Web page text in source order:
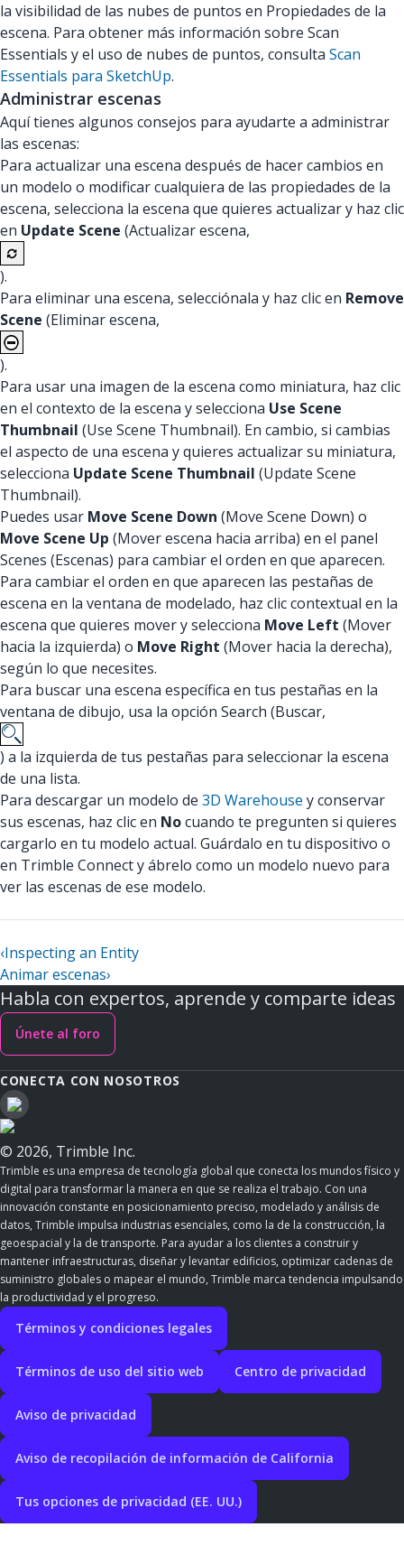
la visibilidad de las nubes de puntos en Propiedades de la
escena. Para obtener más información sobre Scan
Essentials y el uso de nubes de puntos, consulta Scan
Essentials para SketchUp.
Administrar escenas
Aquí tienes algunos consejos para ayudarte a administrar
las escenas:
Para actualizar una escena después de hacer cambios en
un modelo o modificar cualquiera de las propiedades de la
escena, selecciona la escena que quieres actualizar y haz clic
en Update Scene (Actualizar escena,
).
Para eliminar una escena, selecciónala y haz clic en Remove
Scene (Eliminar escena,
).
Para usar una imagen de la escena como miniatura, haz clic
en el contexto de la escena y selecciona Use Scene
Thumbnail (Use Scene Thumbnail). En cambio, si cambias
el aspecto de una escena y quieres actualizar su miniatura,
selecciona Update Scene Thumbnail (Update Scene
Thumbnail).
Puedes usar Move Scene Down (Move Scene Down) o
Move Scene Up (Mover escena hacia arriba) en el panel
Scenes (Escenas) para cambiar el orden en que aparecen.
Para cambiar el orden en que aparecen las pestañas de
escena en la ventana de modelado, haz clic contextual en la
escena que quieres mover y selecciona Move Left (Mover
hacia la izquierda) o Move Right (Mover hacia la derecha),
según lo que necesites.
Para buscar una escena específica en tus pestañas en la
ventana de dibujo, usa la opción Search (Buscar,
) a la izquierda de tus pestañas para seleccionar la escena
de una lista.
Para descargar un modelo de 3D Warehouse y conservar
sus escenas, haz clic en Nocuando te pregunten si quieres
cargarlo en tu modelo actual. Guárdalo en tu dispositivo o
en Trimble Connect y ábrelo como un modelo nuevo para
ver las escenas de ese modelo.
‹Inspecting an Entity
Animar escenas›
Habla con expertos, aprende y comparte ideas
Únete al foro
CONECTA CON NOSOTROS
© 2026, Trimble Inc.
Trimble es una empresa de tecnología global que conecta los mundos físico y
digital para transformar la manera en que se realiza el trabajo. Con una
innovación constante en posicionamiento preciso, modelado y análisis de
datos, Trimble impulsa industrias esenciales, como la de la construcción, la
geoespacial y la de transporte. Para ayudar a los clientes a construir y
mantener infraestructuras, diseñar y levantar edificios, optimizar cadenas de
suministro globales o mapear el mundo, Trimble marca tendencia impulsando
la productividad y el progreso.
Términos y condiciones legales
Términos de uso del sitio web Centro de privacidad
Aviso de privacidad
Aviso de recopilación de información de California
Tus opciones de privacidad (EE. UU.)